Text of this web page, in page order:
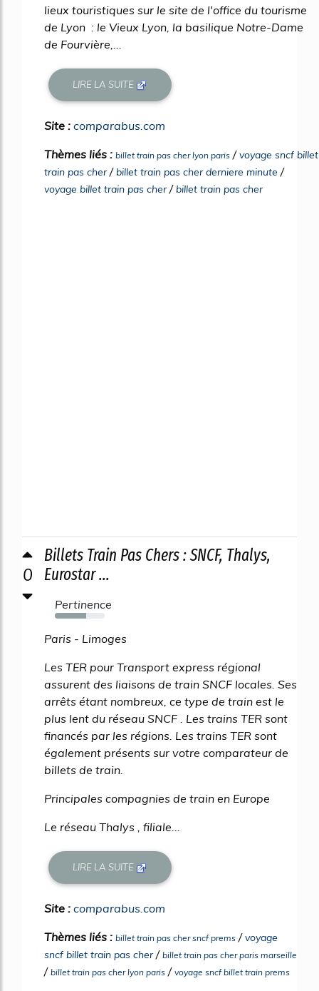
lieux touristiques sur le site de l'office du tourisme
de Lyon : le Vieux Lyon, la basilique Notre-Dame
de Fourvière,...
LIRE LA SUITE
Site : comparabus.com
Thèmes liés : billet train pas cher lyon paris /voyage sncf billet
train pas cher/billet train pas cher derniere minute /
voyage billet train pas cher/billet train pas cher
0
Billets Train Pas Chers : SNCF, Thalys,
Eurostar ...
Pertinence
63%
Paris - Limoges
Les TER pour Transport express régional
assurent des liaisons de train SNCF locales. Ses
arrêts étant nombreux, ce type de train est le
plus lent du réseau SNCF . Les trains TER sont
financés par les régions. Les trains TER sont
également présents sur votre comparateur de
billets de train.
Principales compagnies de train en Europe
Le réseau Thalys , filiale...
LIRE LA SUITE
Site : comparabus.com
Thèmes liés : billet train pas cher sncf prems /voyage
sncf billet train pas cher/ billet train pas cher paris marseille
/ billet train pas cher lyon paris / voyage sncf billet train prems